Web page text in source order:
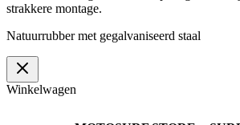
strakkere montage.
Natuurrubber met gegalvaniseerd staal
Winkelwagen